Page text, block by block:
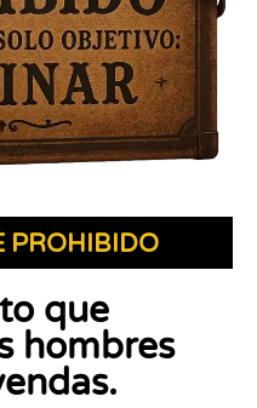
PROHIBIDO
que
hombres